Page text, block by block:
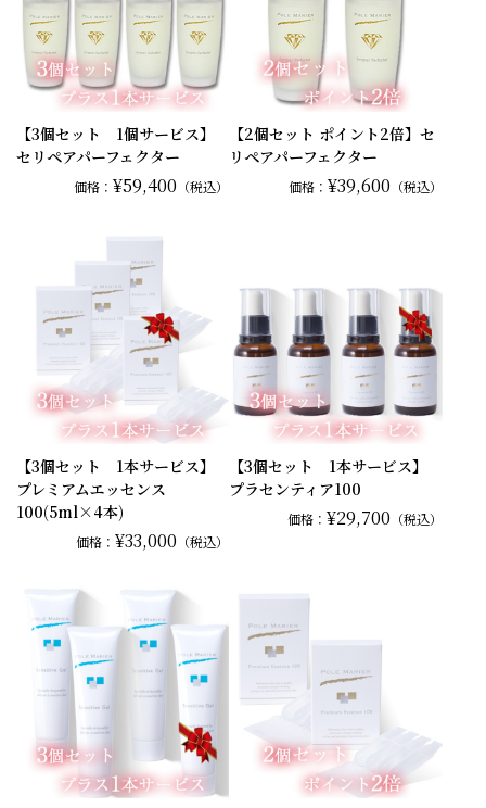
【3個セット 1個サービス】
セリペアパーフェクター
価格： ¥59,400 （税込）
【2個セット ポイント2倍】セ
リペアパーフェクター
価格： ¥39,600 （税込）
【3個セット 1本サービス】
プレミアムエッセンス
100(5ml×4本)
価格：¥33,000 （税込）
【3個セット 1本サービス】
プラセンティア100
価格： ¥29,700 （税込）